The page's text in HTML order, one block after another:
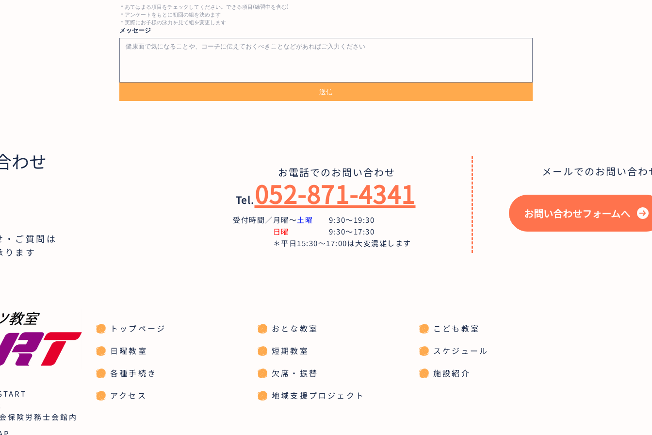
＊あてはまる項目をチェックしてください。できる項目(練習中を含む)
＊アンケートをもとに初回の組を決めます
＊実際にお子様の泳力を見て組を変更します
メッセージ
送信
わせ
・ご質問は
ります
お電話でのお問い合わせ
Tel.052-871-4341
受付時間／月曜〜土曜 9:30〜19:30
日曜
9:30～17:30
＊平日15:30～17:00は大変混雑します
メールでのお問い合わ
お問い合わせフォームへ
保険労務士会館内
トップページ
日曜教室
各種手続き
アクセス
おとな教室
短期教室
欠席・振替
地域支援プロジェクト
こども教室
スケジュール
施設紹介